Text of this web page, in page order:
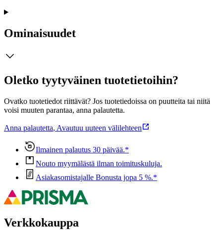
Ominaisuudet
Oletko tyytyväinen tuotetietoihin?
Ovatko tuotetiedot riittävät? Jos tuotetiedoissa on puutteita tai niitä
voisi muuten parantaa, anna palautetta.
Anna palautetta, Avautuu uuteen välilehteen
Ilmainen palautus 30 päivää.*
Nouto myymälästä ilman toimituskuluja.
Asiakasomistajalle Bonusta jopa 5 %.*
Verkkokauppa